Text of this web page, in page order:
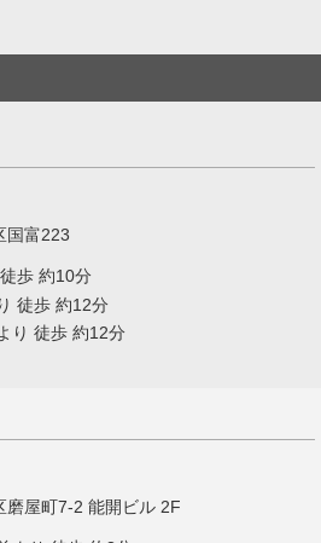
国富223
歩 約10分
徒歩 約12分
り 徒歩 約12分
磨屋町7-2 能開ビル 2F